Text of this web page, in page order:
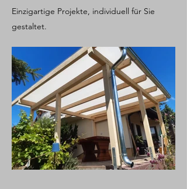
Einzigartige Projekte, individuell für Sie
gestaltet.